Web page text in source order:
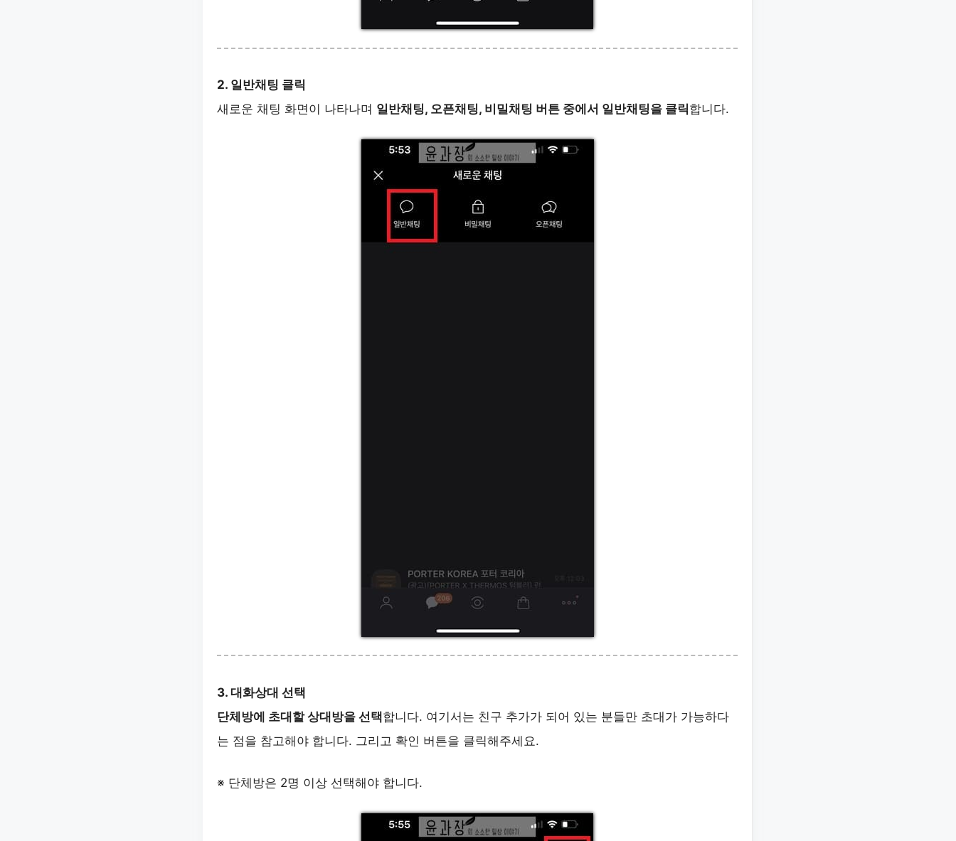
2. 일반채팅 클릭
새로운 채팅 화면이 나타나며 일반채팅, 오픈채팅, 비밀채팅 버튼 중에서 일반채팅을 클릭합니다.
3. 대화상대 선택
단체방에 초대할 상대방을 선택합니다. 여기서는 친구 추가가 되어 있는 분들만 초대가 가능하다
는 점을 참고해야 합니다. 그리고 확인 버튼을 클릭해주세요.
※ 단체방은 2명 이상 선택해야 합니다.